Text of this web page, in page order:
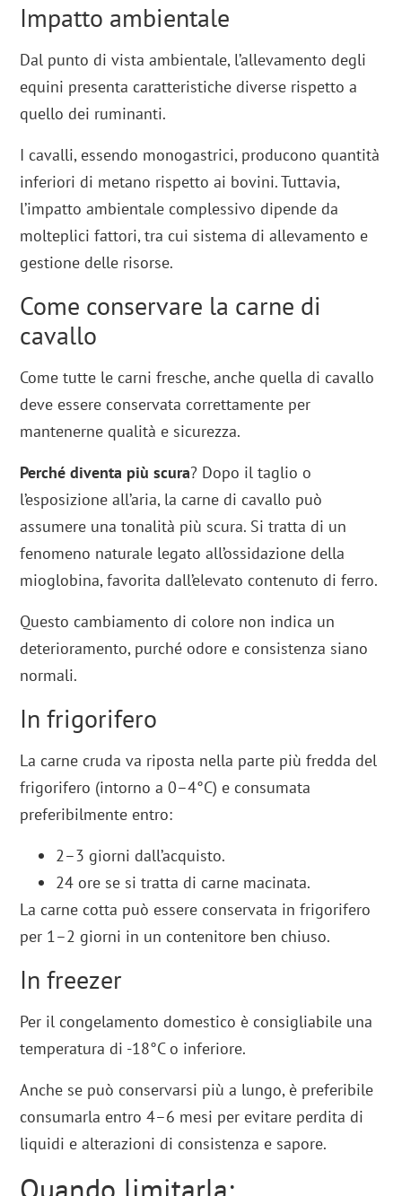
Impatto ambientale
Dal punto di vista ambientale, l’allevamento degli
equini presenta caratteristiche diverse rispetto a
quello dei ruminanti.
I cavalli, essendo monogastrici, producono quantità
inferiori di metano rispetto ai bovini. Tuttavia,
l’impatto ambientale complessivo dipende da
molteplici fattori, tra cui sistema di allevamento e
gestione delle risorse.
Come conservare la carne di
cavallo
Come tutte le carni fresche, anche quella di cavallo
deve essere conservata correttamente per
mantenerne qualità e sicurezza.
Perché diventa più scura? Dopo il taglio o
l’esposizione all’aria, la carne di cavallo può
assumere una tonalità più scura. Si tratta di un
fenomeno naturale legato all’ossidazione della
mioglobina, favorita dall’elevato contenuto di ferro.
Questo cambiamento di colore non indica un
deterioramento, purché odore e consistenza siano
normali.
In frigorifero
La carne cruda va riposta nella parte più fredda del
frigorifero (intorno a 0–4°C) e consumata
preferibilmente entro:
2–3 giorni dall’acquisto.
24 ore se si tratta di carne macinata.
La carne cotta può essere conservata in frigorifero
per 1–2 giorni in un contenitore ben chiuso.
In freezer
Per il congelamento domestico è consigliabile una
temperatura di -18°C o inferiore.
Anche se può conservarsi più a lungo, è preferibile
consumarla entro 4–6 mesi per evitare perdita di
liquidi e alterazioni di consistenza e sapore.